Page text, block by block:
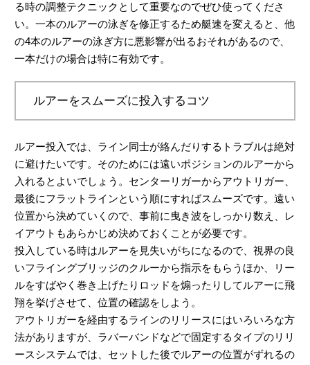
る時の調整テクニックとして重要なのでぜひ使ってくださ
い。一本のルアーの泳ぎを修正するため艇速を変えると、他
の4本のルアーの泳ぎ方に悪影響が出るおそれがあるので、
一本だけの場合は特に有効です。
ルアーをスムーズに投入するコツ
ルアー投入では、ライン同士が絡んだりするトラブルは絶対
に避けたいです。そのためには遠いポジションのルアーから
入れるとよいでしょう。センターリガーからアウトリガー、
最後にフラットラインという順にすればスムーズです。遠い
位置から決めていくので、事前に曳き波をしっかり数え、レ
イアウトもあらかじめ決めておくことが必要です。
投入している時はルアーを見失いがちになるので、視界の良
いフライングブリッジのクルーから指示をもらうほか、リー
ルをすばやく巻き上げたりロッドを煽ったりしてルアーに飛
翔を挙げさせて、位置の確認をしよう。
アウトリガーを経由するラインのリリースにはいろいろな方
法がありますが、ラバーバンドなどで固定するタイプのリリ
ースシステムでは、セットした後でルアーの位置がずれるの